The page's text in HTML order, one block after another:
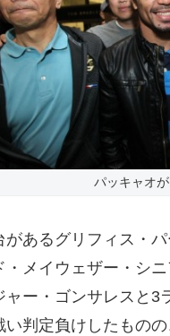
パッキャオ
あるグリフィス・
メイウェザー・シ
ー・ゴンサレスと
判定負けしたもの